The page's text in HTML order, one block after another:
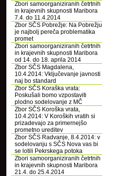
Zbori samoorganiziranih četrtnih
in krajevnih skupnosti Maribora
7.4. do 11.4.2014
Zbor SČS Pobrežje: Na Pobrežju
je najbolj pereča problematika
promet
Zbori samoorganiziranih četrtnih
in krajevnih skupnosti Maribora
od 14. do 18. aprila 2014
Zbor SČS Magdalena,
10.4.2014: Vključevanje javnosti
naj bo standard
Zbor SČS Koraška vrata:
Poskušali bomo vzpostaviti
plodno sodelovanje z MČ
Zbor SČS Koroška vrata,
10.4.2014: V Koroških vratih si
prizadevajo za primernejšo
prometno ureditev
Zbor SČS Radvanje, 8.4.2014: v
sodelovanju s SČS Nova vas bi
se lotili Pekrskega potoka
Zbori samoorganiziranih četrtnih
in krajevnih skupnosti Maribora
21.4. do 25.4.2014